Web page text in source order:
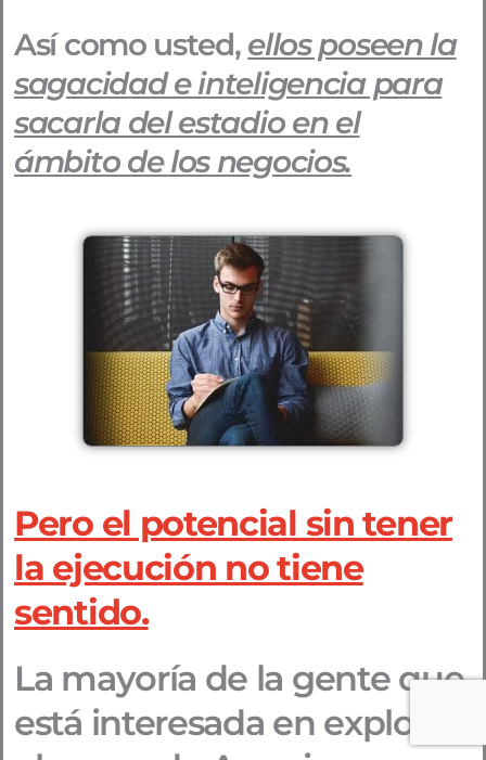
Así como usted, ellos poseen la
sagacidad e inteligencia para
sacarla del estadio en el
ámbito de los negocios.
Pero el potencial sin tener
la ejecución no tiene
sentido.
La mayoría de la gente que
está interesada en explorar